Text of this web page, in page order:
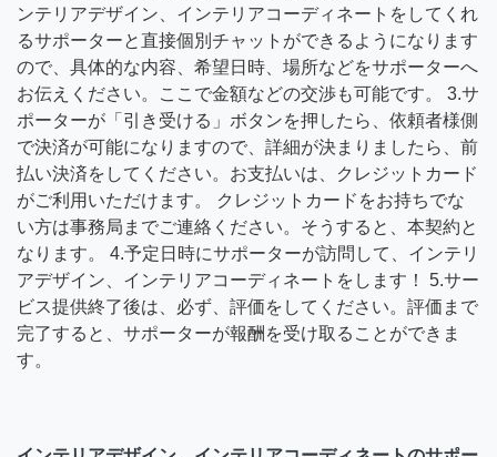
ンテリアデザイン、インテリアコーディネートをしてくれ
るサポーターと直接個別チャットができるようになります
ので、具体的な内容、希望日時、場所などをサポーターへ
お伝えください。ここで金額などの交渉も可能です。 3.サ
ポーターが「引き受ける」ボタンを押したら、依頼者様側
で決済が可能になりますので、詳細が決まりましたら、前
払い決済をしてください。お支払いは、クレジットカード
がご利用いただけます。 クレジットカードをお持ちでな
い方は事務局までご連絡ください。そうすると、本契約と
なります。 4.予定日時にサポーターが訪問して、インテリ
アデザイン、インテリアコーディネートをします！ 5.サー
ビス提供終了後は、必ず、評価をしてください。評価まで
完了すると、サポーターが報酬を受け取ることができま
す。